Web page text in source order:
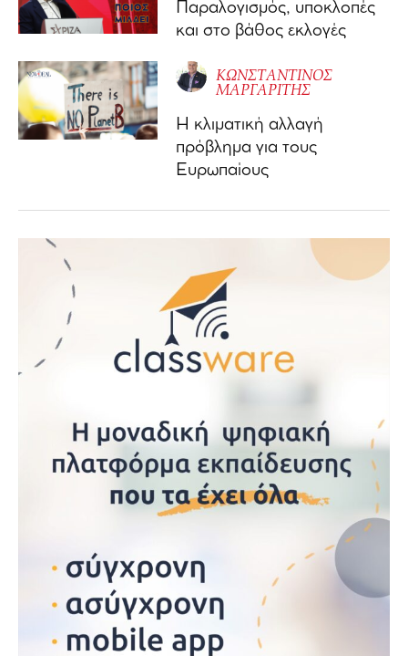
Παραλογισμός, υποκλοπές
και στο βάθος εκλογές
ΚΩΝΣΤΑΝΤΙΝΟΣ
ΜΑΡΓΑΡΙΤΗΣ
Η κλιματική αλλαγή
πρόβλημα για τους
Ευρωπαίους